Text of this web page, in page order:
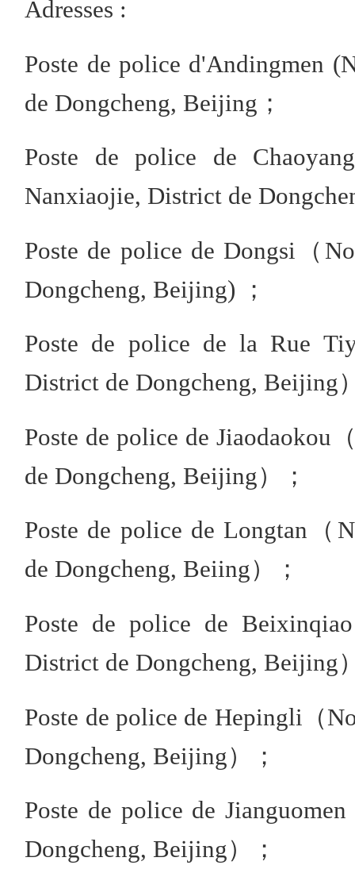
Adresses :
Poste de police d'Andingmen
de Dongcheng, Beijing；
Poste de police de
Nanxiaojie, District de
Poste de police de Dongsi（
Dongcheng, Beijing) ；
Poste de police de la Rue
District de Dongcheng, Beijing
Poste de police de Jiaodaokou
de Dongcheng, Beijing）；
Poste de police de Longtan（
de Dongcheng, Beiing）；
Poste de police de
District de Dongcheng, Beijing
Poste de police de Hepingli（
Dongcheng, Beijing）；
Poste de police de
Dongcheng, Beijing）；